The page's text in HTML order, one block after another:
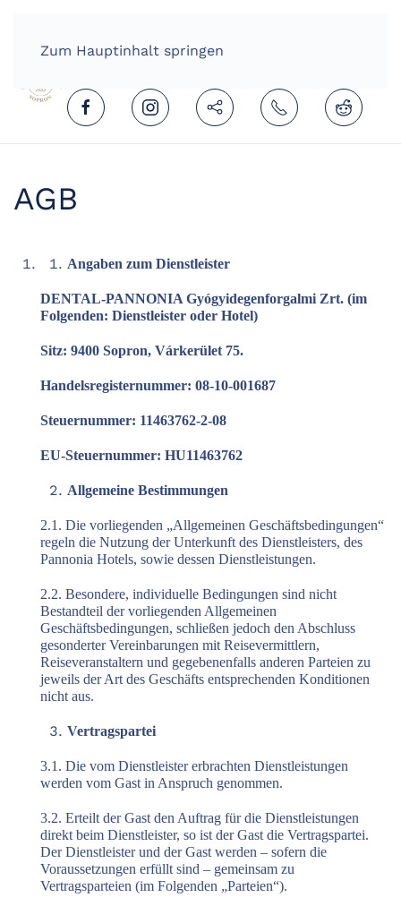
Zum Hauptinhalt springen
AGB
Angaben zum Dienstleister
DENTAL-PANNONIA Gyógyidegenforgalmi Zrt. (im
Folgenden: Dienstleister oder Hotel)
Sitz: 9400 Sopron, Várkerület 75.
Handelsregisternummer: 08-10-001687
Steuernummer: 11463762-2-08
EU-Steuernummer: HU11463762
Allgemeine Bestimmungen
2.1. Die vorliegenden „Allgemeinen Geschäftsbedingungen“
regeln die Nutzung der Unterkunft des Dienstleisters, des
Pannonia Hotels, sowie dessen Dienstleistungen.
2.2. Besondere, individuelle Bedingungen sind nicht
Bestandteil der vorliegenden Allgemeinen
Geschäftsbedingungen, schließen jedoch den Abschluss
gesonderter Vereinbarungen mit Reisevermittlern,
Reiseveranstaltern und gegebenenfalls anderen Parteien zu
jeweils der Art des Geschäfts entsprechenden Konditionen
nicht aus.
Vertragspartei
3.1. Die vom Dienstleister erbrachten Dienstleistungen
werden vom Gast in Anspruch genommen.
3.2. Erteilt der Gast den Auftrag für die Dienstleistungen
direkt beim Dienstleister, so ist der Gast die Vertragspartei.
Der Dienstleister und der Gast werden – sofern die
Voraussetzungen erfüllt sind – gemeinsam zu
Vertragsparteien (im Folgenden „Parteien“).